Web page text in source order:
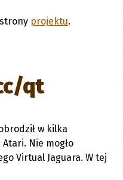
projektu.
qt
w kilka
Nie mogło
Virtual Jaguara. W tej